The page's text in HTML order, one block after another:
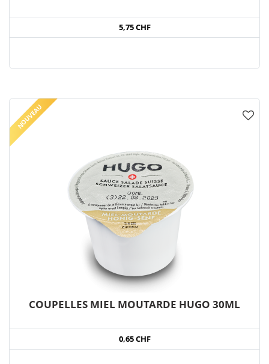
5,75 CHF
NOUVEAU
COUPELLES MIEL MOUTARDE HUGO 30ML
0,65 CHF